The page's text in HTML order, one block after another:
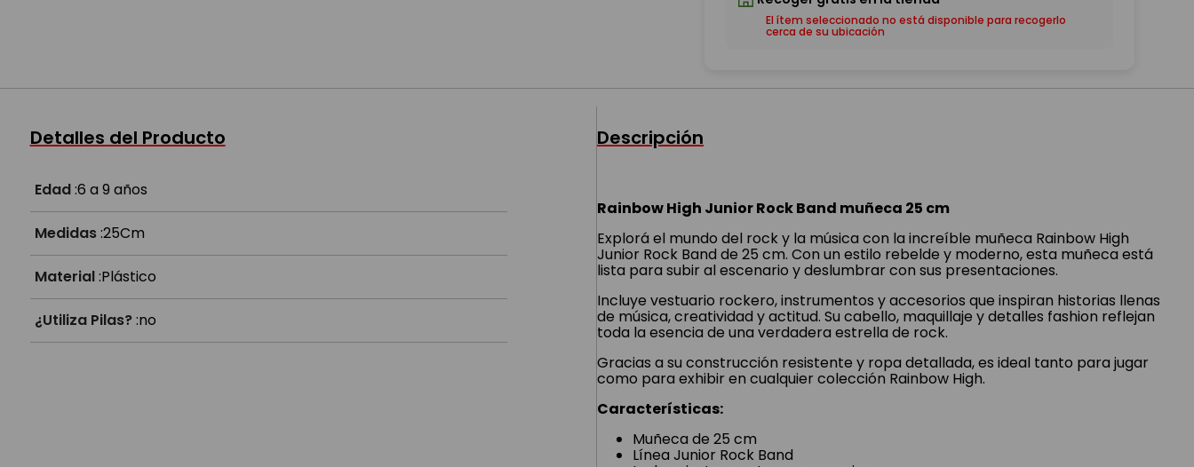
El ítem seleccionado no está disponible para recogerlo
cerca de su ubicación
Detalles del Producto
Edad:6 a 9 años
Medidas:25Cm
Material:Plástico
¿Utiliza Pilas?:no
Descripción
Rainbow High Junior Rock Band muñeca 25 cm
Explorá el mundo del rock y la música con la increíble muñeca Rainbow High
Junior Rock Band de 25 cm. Con un estilo rebelde y moderno, esta muñeca está
lista para subir al escenario y deslumbrar con sus presentaciones.
Incluye vestuario rockero, instrumentos y accesorios que inspiran historias llenas
de música, creatividad y actitud. Su cabello, maquillaje y detalles fashion reflejan
toda la esencia de una verdadera estrella de rock.
Gracias a su construcción resistente y ropa detallada, es ideal tanto para jugar
como para exhibir en cualquier colección Rainbow High.
Características:
Muñeca de 25 cm
Línea Junior Rock Band